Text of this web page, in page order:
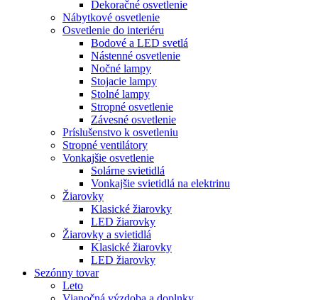
Dekoračné osvetlenie
Nábytkové osvetlenie
Osvetlenie do interiéru
Bodové a LED svetlá
Nástenné osvetlenie
Nočné lampy
Stojacie lampy
Stolné lampy
Stropné osvetlenie
Závesné osvetlenie
Príslušenstvo k osvetleniu
Stropné ventilátory
Vonkajšie osvetlenie
Solárne svietidlá
Vonkajšie svietidlá na elektrinu
Žiarovky
Klasické žiarovky
LED žiarovky
Žiarovky a svietidlá
Klasické žiarovky
LED žiarovky
Sezónny tovar
Leto